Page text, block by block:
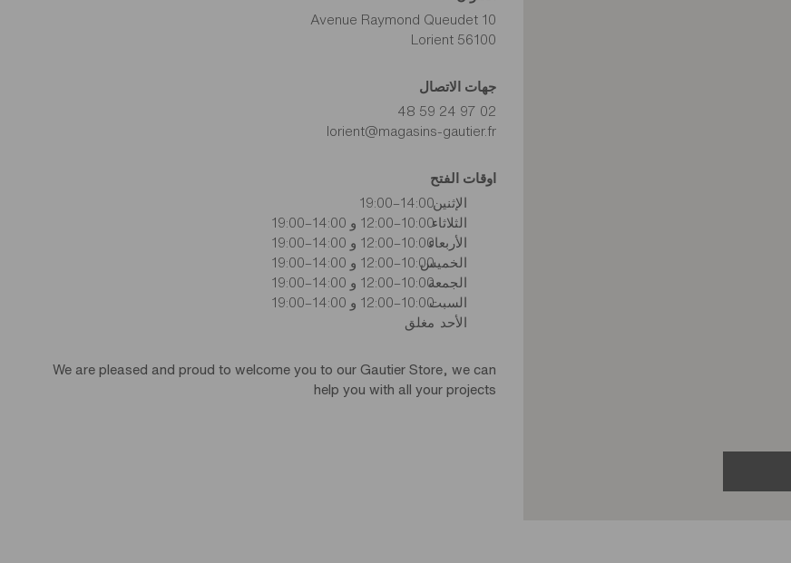
10 Avenue Raymond Queudet
56100 Lorient
جهات الاتصال
02 97 24 59 48
lorient@magasins-gautier.fr
اوقات الفتح
الإثنين14:00–19:00
الثلاثاء10:00–12:00 و 14:00–19:00
الأربعاء10:00–12:00 و 14:00–19:00
الخميس10:00–12:00 و 14:00–19:00
الجمعة10:00–12:00 و 14:00–19:00
السبت10:00–12:00 و 14:00–19:00
الأحد
مغلق
We are pleased and proud to welcome you to our Gautier Store, we can
help you with all your projects